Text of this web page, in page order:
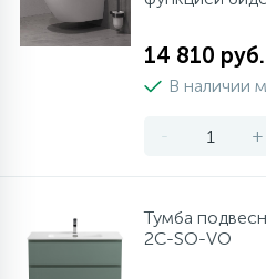
14 810 руб.
В наличии
- +
Тумба
2C-SO-VO